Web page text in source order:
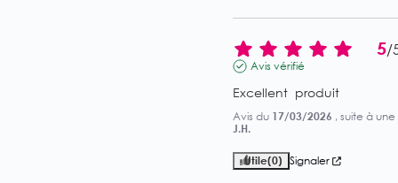
5/
Avis vérifié
Excellent  produit
Avis du 17/03/2026 , suite à
J.H.
Utile(0) Signaler